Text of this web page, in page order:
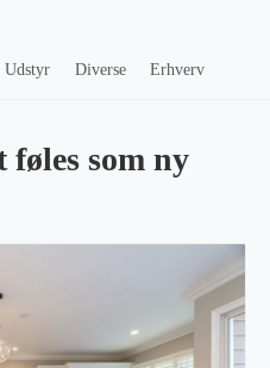
Udstyr Diverse Erhverv
som ny